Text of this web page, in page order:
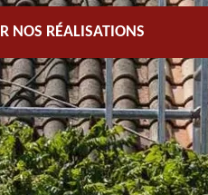
NOS RÉALISATIONS